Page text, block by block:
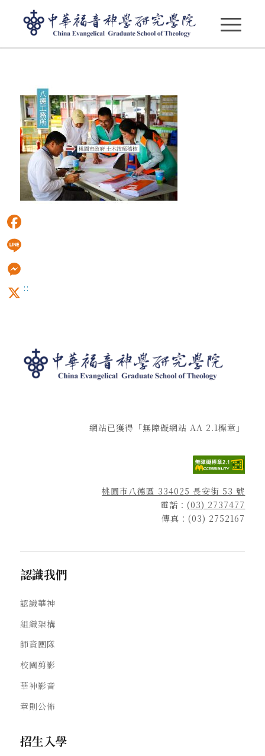
:::
網站已獲得「無障礙網站 AA 2.1標章」
桃園市八德區 334025 長安街 53 號
電話：(03) 2737477
傳真：(03) 2752167
認識我們
認識華神
組織架構
師資團隊
校園剪影
華神影音
章則公佈
招生入學
Facebook
Line
Messenger